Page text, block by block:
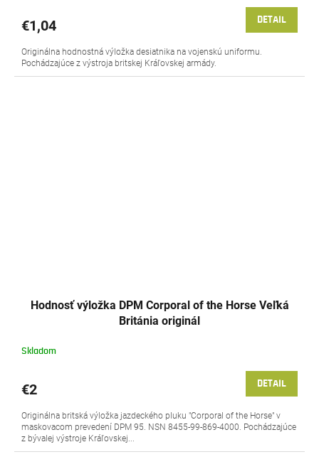
€1,04 DETAIL
Originálna hodnostná výložka desiatnika na vojenskú uniformu.
Pochádzajúce z výstroja britskej Kráľovskej armády.
Hodnosť výložka DPM Corporal of the Horse Veľká
Británia originál
Skladom
€2 DETAIL
Originálna britská výložka jazdeckého pluku "Corporal of the Horse" v
maskovacom prevedení DPM 95. NSN 8455-99-869-4000. Pochádzajúce
z bývalej výstroje Kráľovskej...